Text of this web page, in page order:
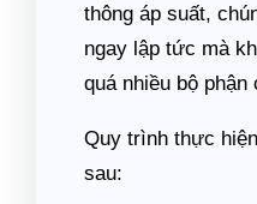
thông áp suất,
ngay lập tức mà
quá nhiều bộ phận
Quy trình thực
sau: